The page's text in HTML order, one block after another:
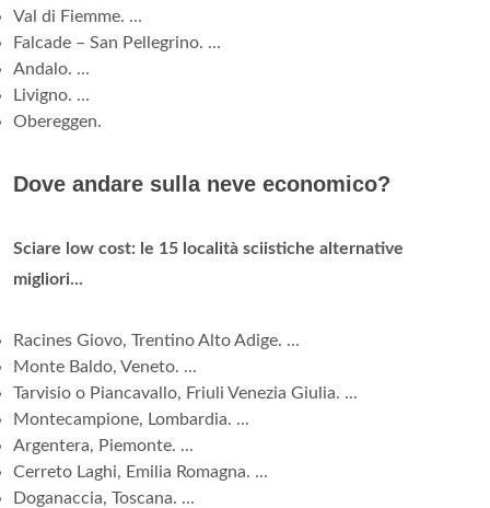
Val di Fiemme. ...
Falcade – San Pellegrino. ...
Andalo. ...
Livigno. ...
Obereggen.
Dove andare sulla neve economico?
Sciare low cost: le 15 località sciistiche alternative
migliori...
Racines Giovo, Trentino Alto Adige. ...
Monte Baldo, Veneto. ...
Tarvisio o Piancavallo, Friuli Venezia Giulia. ...
Montecampione, Lombardia. ...
Argentera, Piemonte. ...
Cerreto Laghi, Emilia Romagna. ...
Doganaccia, Toscana. ...